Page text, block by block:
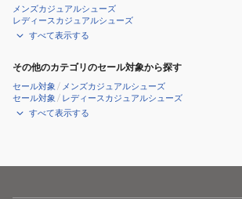
メンズカジュアルシューズ
レディースカジュアルシューズ
すべて表示する
その他のカテゴリのセール対象から探す
セール対象 / メンズカジュアルシューズ
セール対象 / レディースカジュアルシューズ
すべて表示する